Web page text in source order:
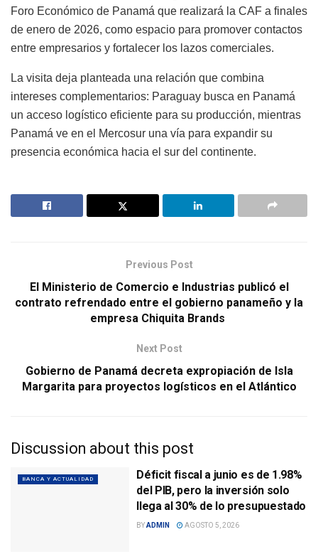
Foro Económico de Panamá que realizará la CAF a finales
de enero de 2026, como espacio para promover contactos
entre empresarios y fortalecer los lazos comerciales.
La visita deja planteada una relación que combina
intereses complementarios: Paraguay busca en Panamá
un acceso logístico eficiente para su producción, mientras
Panamá ve en el Mercosur una vía para expandir su
presencia económica hacia el sur del continente.
Previous Post
El Ministerio de Comercio e Industrias publicó el
contrato refrendado entre el gobierno panameño y la
empresa Chiquita Brands
Next Post
Gobierno de Panamá decreta expropiación de Isla
Margarita para proyectos logísticos en el Atlántico
Discussion about this post
BANCA Y ACTUALIDAD
Déficit fiscal a junio es de 1.98%
del PIB, pero la inversión solo
llega al 30% de lo presupuestado
BYADMIN AGOSTO 5, 2026